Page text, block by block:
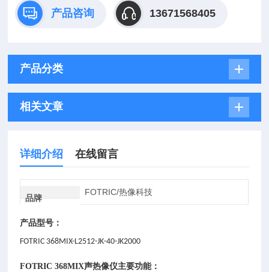
产品咨询 13671568405
产品分类
相关文章
详细介绍 在线留言
品牌
FOTRIC/热像科技
产品型号：
FOTRIC 368MIX-L2512-JK-40-JK2000
FOTRIC 368MIX声热像仪主要功能：